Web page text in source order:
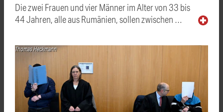
Die zwei Frauen und vier Männer im Alter von 33 bis
44 Jahren, alle aus Rumänien, sollen zwischen …
Thomas Heckmann